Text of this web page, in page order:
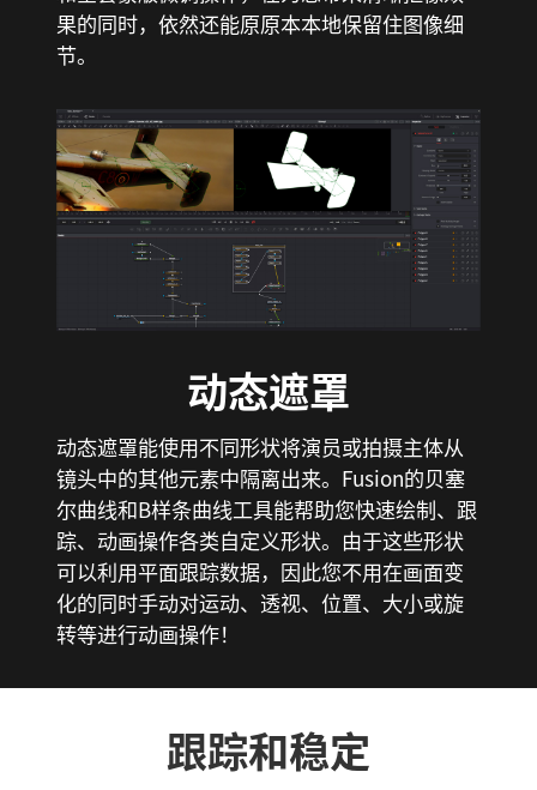
果的同时，依然还能原原本本地保留住图像细
节。
动态遮罩
动态遮罩能使用不同形状将演员或拍摄主体从
镜头中的其他元素中隔离出来。Fusion的贝塞
尔曲线和B样条曲线工具能帮助您快速绘制、跟
踪、动画操作各类自定义形状。由于这些形状
可以利用平面跟踪数据，因此您不用在画面变
化的同时手动对运动、透视、位置、大小或旋
转等进行动画操作！
跟踪和稳定